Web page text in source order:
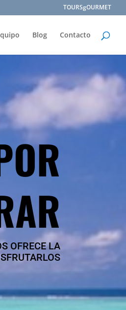
TOURSgOURMET
Blog Contacto
OFRECE LA